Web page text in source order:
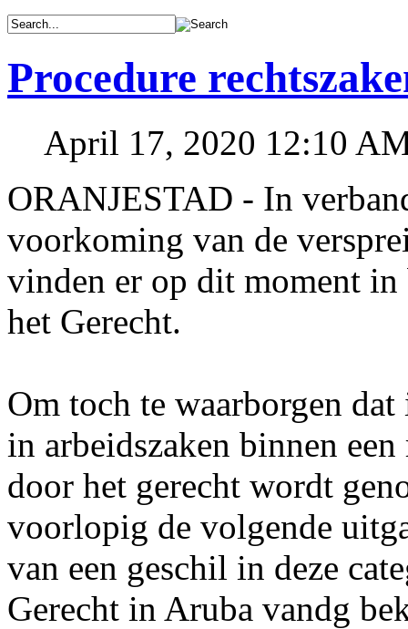
Procedure
April 17, 2020 12:10
ORANJESTAD - In
voorkoming van de
vinden er op dit moment
het Gerecht.
Om toch te waarborgen
in arbeidszaken binnen
door het gerecht wordt
voorlopig de volgende
van een geschil in deze
Gerecht in Aruba vandg